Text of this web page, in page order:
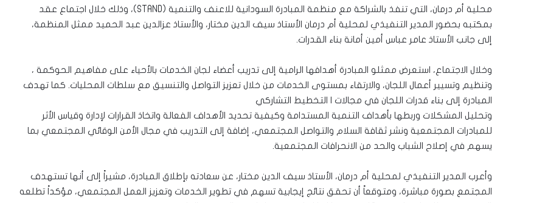
محلية أم درمان، التي تنفذ بالشراكة مع منظمة المبادرة السودانية للاعنف والتنمية (STAND)، وذلك خلال اجتماع عقد
بمكتبه بحضور المدير التنفيذي لمحلية أم درمان الأستاذ سيف الدين مختار، والأستاذ عزالدين عبد الحميد ممثل المنظمة،
إلى جانب الأستاذ عامر عباس أمين أمانة بناء القدرات.
وخلال الاجتماع، استعرض ممثلو المبادرة أهدافها الرامية إلى تدريب أعضاء لجان الخدمات بالأحياء على مفاهيم الحوكمة ،
وتنظيم وتسيير أعمال اللجان، والارتقاء بمستوى الخدمات من خلال تعزيز التواصل والتنسيق مع سلطات المحليات. كما تهدف
المبادرة إلى بناء قدرات اللجان في مجالات ا التخطيط التشاركي
وتحليل المشكلات وربطها بأهداف التنمية المستدامة وكيفية تحديد الأهداف الفعالة واتخاذ القرارات لإدارة وقياس الأثر
للمبادرات المجتمعية ونشر ثقافة السلام والتواصل المجتمعي، إضافة إلى التدريب في مجال الأمن الوقائي المجتمعي بما
يسهم في إصلاح الشباب والحد من الانحرافات المجتمعية.
وأعرب المدير التنفيذي لمحلية أم درمان، الأستاذ سيف الدين مختار، عن سعادته بإطلاق المبادرة، مشيراً إلى أنها تستهدف
المجتمع بصورة مباشرة، ومتوقعاً أن تحقق نتائج إيجابية تسهم في تطوير الخدمات وتعزيز العمل المجتمعي، مؤكداً تطلعه